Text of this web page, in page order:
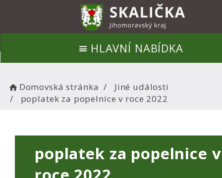
HLAVNÍ NABÍDKA
Domovská stránka
Jiné události
poplatek za popelnice v roce 2022
poplatek za popelnice v